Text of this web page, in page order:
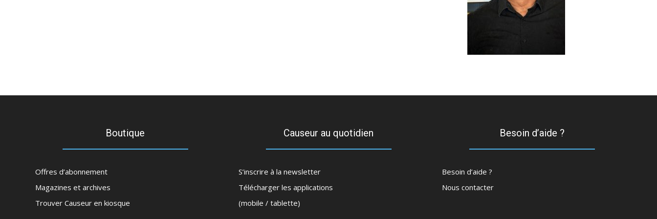
Boutique
Offres d’abonnement
Magazines et archives
Trouver Causeur en kiosque
Causeur au quotidien
S’inscrire à la newsletter
Télécharger les applications
(mobile / tablette)
Besoin d’aide ?
Besoin d’aide ?
Nous contacter